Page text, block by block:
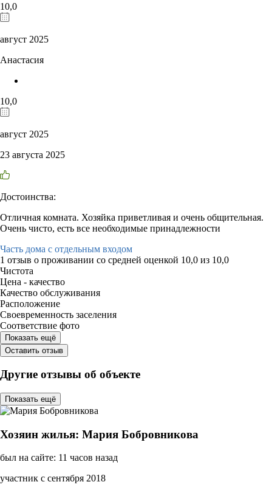
10,0
август 2025
Анастасия
10,0
август 2025
23 августа 2025
Достоинства:
Отличная комната. Хозяйка приветливая и очень общительная.
Очень чисто, есть все необходимые принадлежности
Часть дома с отдельным входом
1 отзыв о проживании со средней оценкой 10,0 из 10,0
Чистота
Цена - качество
Качество обслуживания
Расположение
Своевременность заселения
Соответствие фото
Показать ещё
Оставить отзыв
Другие отзывы об объекте
Показать ещё
Хозяин жилья: Мария Бобровникова
был на сайте: 11 часов назад
участник с сентября 2018